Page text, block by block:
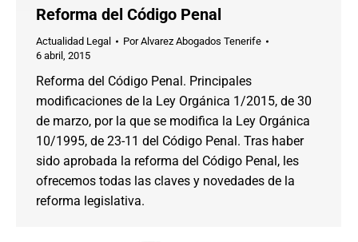
Reforma del Código Penal
Actualidad Legal PorAlvarez Abogados Tenerife
6 abril, 2015
Reforma del Código Penal. Principales
modificaciones de la Ley Orgánica 1/2015, de 30
de marzo, por la que se modifica la Ley Orgánica
10/1995, de 23-11 del Código Penal. Tras haber
sido aprobada la reforma del Código Penal, les
ofrecemos todas las claves y novedades de la
reforma legislativa.